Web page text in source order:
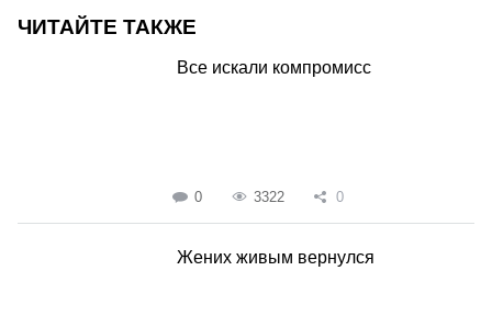
ЧИТАЙТЕ ТАКЖЕ
Все искали компромисс
0 3322 0
Жених живым вернулся